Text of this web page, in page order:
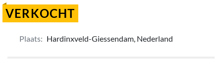
VERKOCHT
Plaats: Hardinxveld-Giessendam, Nederland